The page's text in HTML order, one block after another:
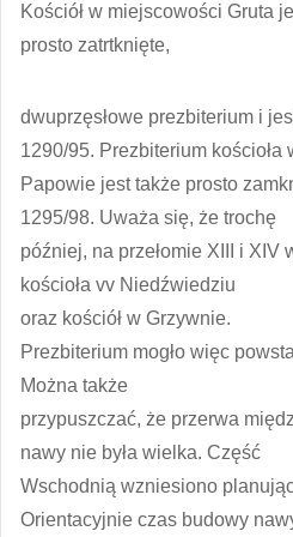
Kościół w miejscowości Gruta
prosto zatrtknięte,
dwuprzęsłowe prezbiterium i
1290/95. Prezbiterium kościoła
Papowie jest także prosto
1295/98. Uważa się, że trochę
później, na przełomie XIII i XIV
kościoła vv Niedźwiedziu
oraz kościół w Grzywnie.
Prezbiterium mogło więc
Można także
przypuszczać, że przerwa
nawy nie była wielka. Część
Wschodnią wzniesiono
Orientacyjnie czas budowy